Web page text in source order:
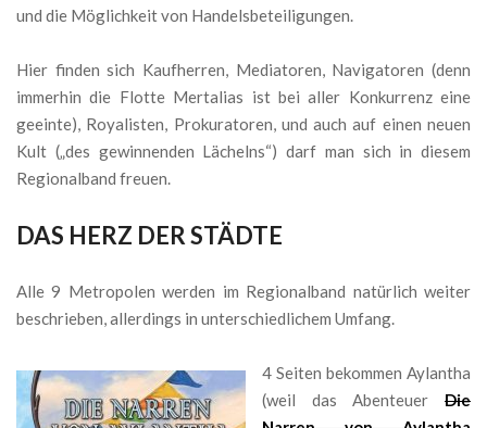
und die Möglichkeit von Handelsbeteiligungen.
Hier finden sich Kaufherren, Mediatoren, Navigatoren (denn
immerhin die Flotte Mertalias ist bei aller Konkurrenz eine
geeinte), Royalisten, Prokuratoren, und auch auf einen neuen
Kult („des gewinnenden Lächelns“) darf man sich in diesem
Regionalband freuen.
DAS HERZ DER STÄDTE
Alle 9 Metropolen werden im Regionalband natürlich weiter
beschrieben, allerdings in unterschiedlichem Umfang.
4 Seiten bekommen Aylantha
(weil das Abenteuer Die